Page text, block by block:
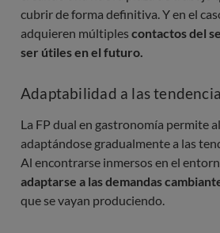
cubrir de forma definitiva. Y en el
adquieren múltiples contactos del
ser útiles en el futuro.
Adaptabilidad a las
La FP dual en gastronomía permite
adaptándose gradualmente a las
Al encontrarse inmersos en el
adaptarse a las demandas
que se vayan produciendo.